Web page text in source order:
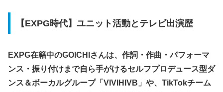
【EXPG時代】ユニット活動とテレビ出演歴
EXPG在籍中のGOICHIさんは、作詞・作曲・パフォーマ
ンス・振り付けまで自ら手がけるセルフプロデュース型ダ
ンス＆ボーカルグループ「VIVIHIVB」や、TikTokチーム